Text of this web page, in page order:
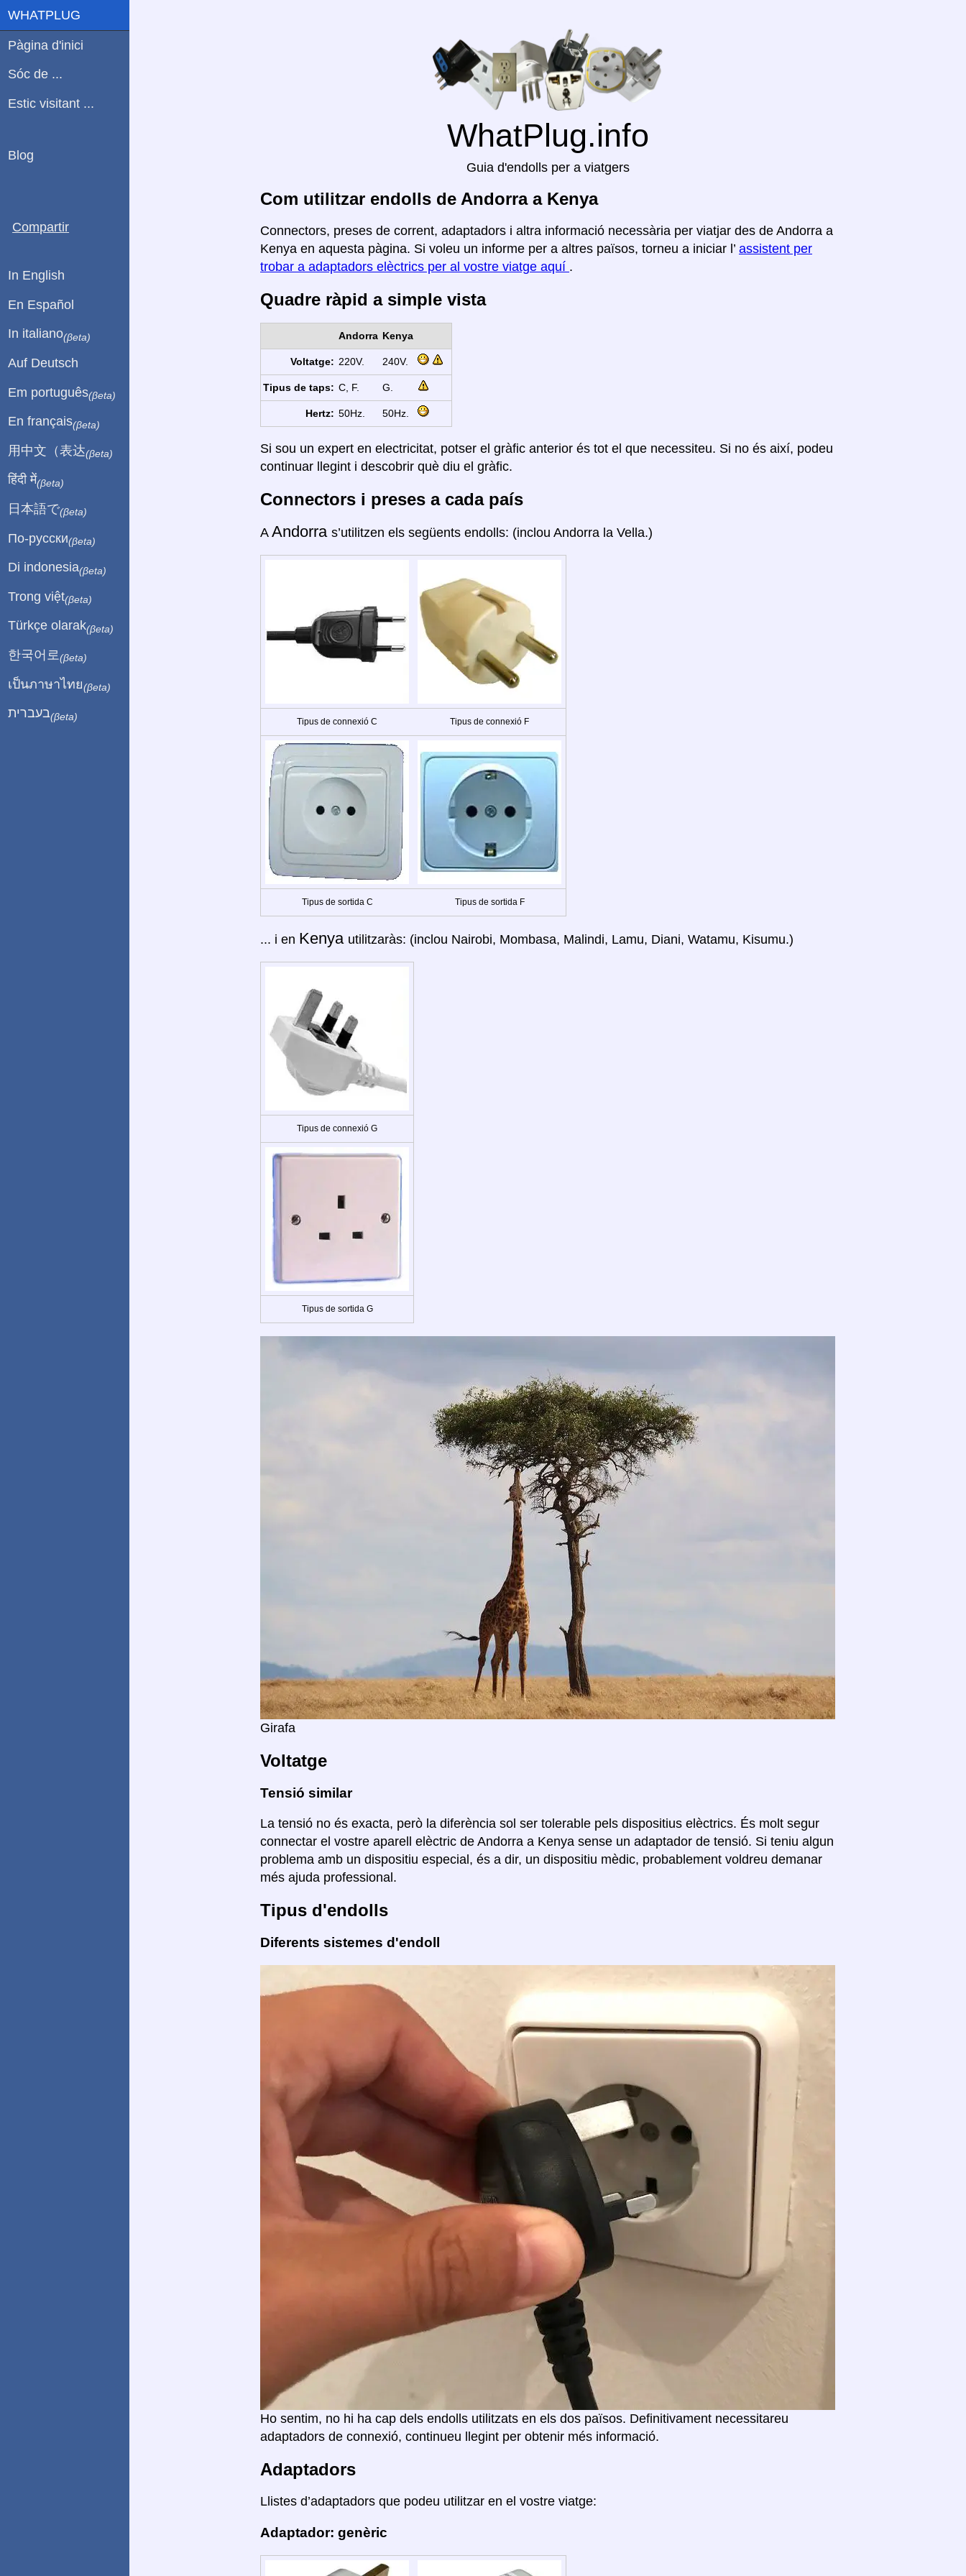
WhatPlug.info
Guia d'endolls per a viatgers
Com utilitzar endolls de Andorra a Kenya
Connectors, preses de corrent, adaptadors i altra informació necessària per viatjar des de Andorra a
Kenya en aquesta pàgina. Si voleu un informe per a altres països, torneu a iniciar l’ assistent per
trobar a adaptadors elèctrics per al vostre viatge aquí .
Quadre ràpid a simple vista
Andorra Kenya
Voltatge: 220V. 240V.
Tipus de taps: C, F. G.
Hertz: 50Hz. 50Hz.
Si sou un expert en electricitat, potser el gràfic anterior és tot el que necessiteu. Si no és així, podeu
continuar llegint i descobrir què diu el gràfic.
Connectors i preses a cada país
A Andorra s’utilitzen els següents endolls: (inclou Andorra la Vella.)
Tipus de connexió C Tipus de connexió F
Tipus de sortida C Tipus de sortida F
... i en Kenya utilitzaràs: (inclou Nairobi, Mombasa, Malindi, Lamu, Diani, Watamu, Kisumu.)
Tipus de connexió G
Tipus de sortida G
Girafa
Voltatge
Tensió similar
La tensió no és exacta, però la diferència sol ser tolerable pels dispositius elèctrics. És molt segur
connectar el vostre aparell elèctric de Andorra a Kenya sense un adaptador de tensió. Si teniu algun
problema amb un dispositiu especial, és a dir, un dispositiu mèdic, probablement voldreu demanar
més ajuda professional.
Tipus d'endolls
Diferents sistemes d'endoll
Ho sentim, no hi ha cap dels endolls utilitzats en els dos països. Definitivament necessitareu
adaptadors de connexió, continueu llegint per obtenir més informació.
Adaptadors
Llistes d’adaptadors que podeu utilitzar en el vostre viatge:
Adaptador: genèric
WHATPLUG
Pàgina d'inici
Sóc de ...
Estic visitant ...
Blog
Compartir
In English
En Español
In italiano(βeta)
Auf Deutsch
Em português(βeta)
En français(βeta)
用中文（表达(βeta)
हिंदी में(βeta)
日本語で(βeta)
По-русски(βeta)
Di indonesia(βeta)
Trong việt(βeta)
Türkçe olarak(βeta)
한국어로 (βeta)
เป็นภาษาไทย(βeta)
בעברית(βeta)